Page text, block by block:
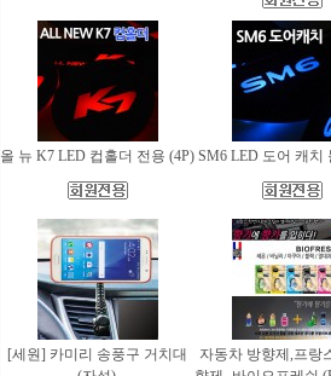
올 뉴 K7 LED 컵홀더 전용 (4P) SM6 LED 도어 캐치
[세원] 카미리 송풍구 거치대
자동차 방향제,프랑